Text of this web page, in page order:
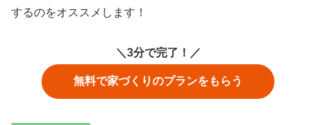
するのをオススメします！
＼3分で完了！／
無料で家づくりのプランをもらう